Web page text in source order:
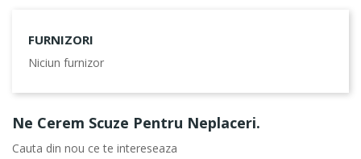
FURNIZORI
Niciun furnizor
Ne Cerem Scuze Pentru Neplaceri.
Cauta din nou ce te intereseaza